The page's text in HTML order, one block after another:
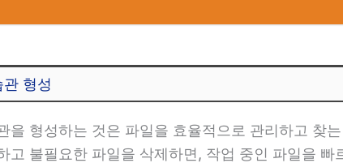
형성
을 형성하는 것은 파일을 효율적으로 관리하고 찾
고 불필요한 파일을 삭제하면, 작업 중인 파일을